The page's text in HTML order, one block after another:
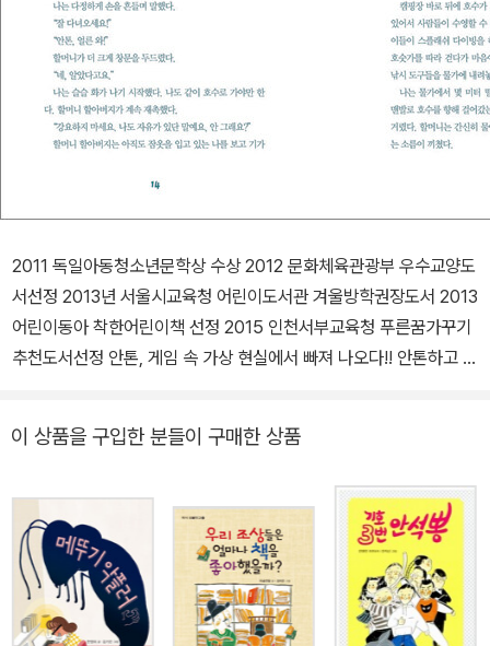
2011 독일아동청소년문학상 수상 2012 문화체육관광부 우수교양도
서선정 2013년 서울시교육청 어린이도서관 겨울방학권장도서 2013
어린이동아 착한어린이책 선정 2015 인천서부교육청 푸른꿈가꾸기
추천도서선정 안톤, 게임 속 가상 현실에서 빠져 나오다!! 안톤하고 친
면 신나게 놀 수 있었으니까요. 그때만 해도 제가 스타플래쉬맨이라
고 하면서 다닐 때였어요. 지금부터 이야기를 시작할 게요. 엄마 아빠
는 그냥 편히 앉아서 잘 듣기만 하면 돼요, 아셨죠?" 이것은 사회생활
이라고는 가상의 세계가 대부분이었던 안톤이 할아버지 할머니와 여
름휴가를 지내고 와서 엄마, 아빠에게 자신의 모험담을 신나서 이야
기를 시작하려는 장면입니다. 안톤은 닉네임 '스타플래쉬맨'이라고 불
리며 컴퓨터 게임 채팅 그룹에서 인기가 짱입니다. 안톤의 실력은 채
이 상품을 구입한 분들이 구매한 상품